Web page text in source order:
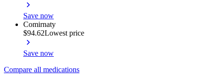
Save now
Comirnaty
$94.62Lowest price
Save now
Compare all medications